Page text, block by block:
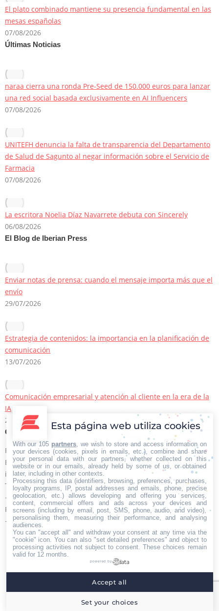
El plato combinado mantiene su presencia fundamental en las
mesas españolas
07/08/2026
Últimas Noticias
naraa cierra una ronda Pre-Seed de 150.000 euros para lanzar
una red social basada exclusivamente en AI Influencers
07/08/2026
UNITEFH denuncia la falta de transparencia del Departamento
de Salud de Sagunto al negar información sobre el Servicio de
Farmacia
07/08/2026
La escritora Noelia Díaz Navarrete debuta con Sincerely
06/08/2026
El Blog de Iberian Press
Enviar notas de prensa: cuando el mensaje importa más que el
envío
29/07/2026
Estrategia de contenidos: la importancia en la planificación de
comunicación
13/07/2026
Comunicación empresarial y atención al cliente en la era de la
IA
22/06/2026
Contacto Iberian Press
Principales vías de contacto:
E-mail:
info@iberianpress.es
Teléfono:
+34 911863556
Fax:
+34 911863556
Encuéntranos en:
Facebook
page
new
X
page
new
YouTube
page
new
Rss
page
new
Home Quiénes somos Servicios Contacto
Iberian Press® - Agencia especializada en relaciones
con medios de comunicación.
Esta página web utiliza cookies
With our 105 partners , we wish to store and access information on
your devices (cookies, pixels in emails, etc.), combine and share
your personal data with our partners, whether collected on this
website or in our emails, already held by some of us, or obtained
later, including in other contexts.
Processing this data (identifiers, browsing, preferences, purchases,
loyalty programs, IP, postal addresses and emails, phone, precise
geolocation, etc.) allows developing and offering you services,
content, commercial offers and ads across your devices and
screens (including by email, post, SMS, phone, audio, and video),
personalising them, measuring their performance, and analysing
audiences.
You can "accept all" and withdraw your consent at any time via the
"cookie" icon . You can also "set detailed preferences" and object to
processing activities not subject to consent. These choices remain
valid for 12 months.
powered by
Set your choices
Accept all